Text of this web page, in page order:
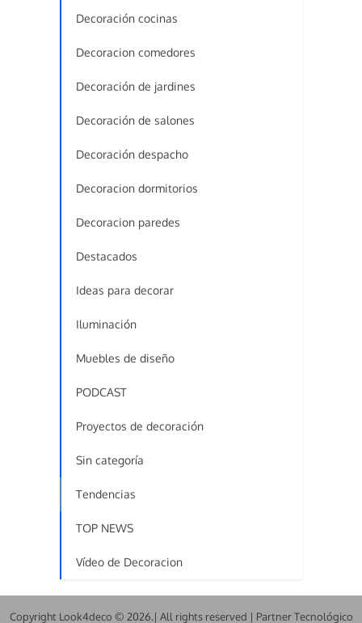
Decoración cocinas
Decoracion comedores
Decoración de jardines
Decoración de salones
Decoración despacho
Decoracion dormitorios
Decoracion paredes
Destacados
Ideas para decorar
Iluminación
Muebles de diseño
PODCAST
Proyectos de decoración
Sin categoría
Tendencias
TOP NEWS
Vídeo de Decoracion
Copyright Look4deco © 2026.| All rights reserved | Partner Tecnológico